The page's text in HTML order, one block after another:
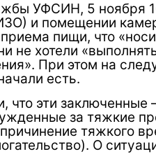
УФСИН, 5 ноября
и помещении
приема пищи, что
не хотели
При этом на
есть.
что эти
за тяжкие
тяжкого
О